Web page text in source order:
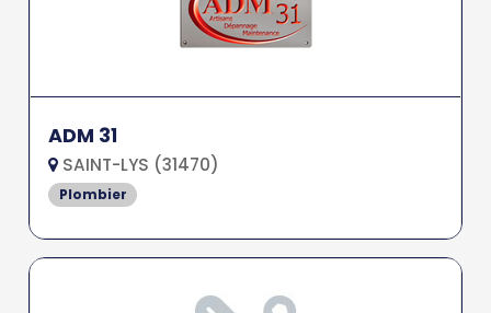
ADM 31
SAINT-LYS (31470)
Plombier